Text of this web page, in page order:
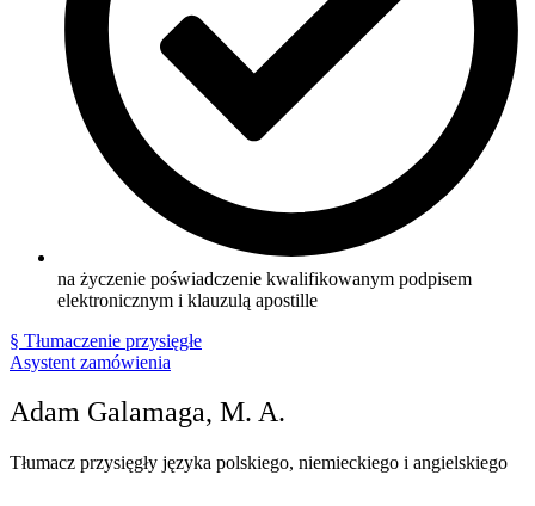
na życzenie poświadczenie kwalifikowanym podpisem
elektronicznym i klauzulą apostille
§ Tłumaczenie przysięgłe
Asystent zamówienia
Adam Galamaga, M. A.
Tłumacz przysięgły języka polskiego, niemieckiego i angielskiego